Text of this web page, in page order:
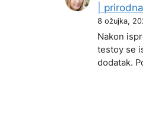
|
8 ožujka,
Nakon
testoy se
dodatak.